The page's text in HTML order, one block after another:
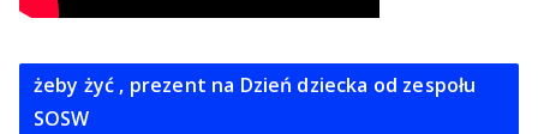
żeby żyć , prezent na Dzień dziecka od zespołu
SOSW